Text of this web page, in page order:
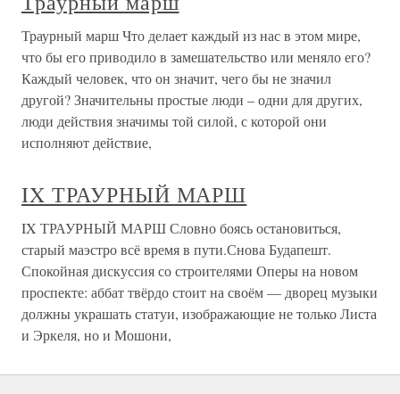
Траурный марш Что делает каждый из нас в этом мире,
что бы его приводило в замешательство или меняло его?
Каждый человек, что он значит, чего бы не значил
другой? Значительны простые люди – одни для других,
люди действия значимы той силой, с которой они
исполняют действие,
IX ТРАУРНЫЙ МАРШ
IX ТРАУРНЫЙ МАРШ Словно боясь остановиться,
старый маэстро всё время в пути.Снова Будапешт.
Спокойная дискуссия со строителями Оперы на новом
проспекте: аббат твёрдо стоит на своём — дворец музыки
должны украшать статуи, изображающие не только Листа
и Эркеля, но и Мошони,